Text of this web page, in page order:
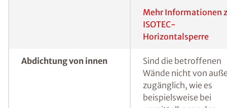
unten in die
Baustoffporen der
vordringen kann. Eine
erdberührte Wände
Nachhinein gegen
unten eindringender
Feuchtigkeit